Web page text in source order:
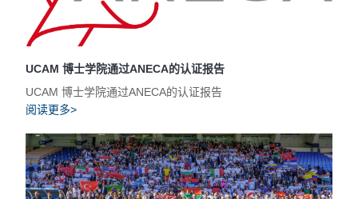
UCAM 博士学院通过ANECA的认证报告
UCAM 博士学院通过ANECA的认证报告
阅读更多>